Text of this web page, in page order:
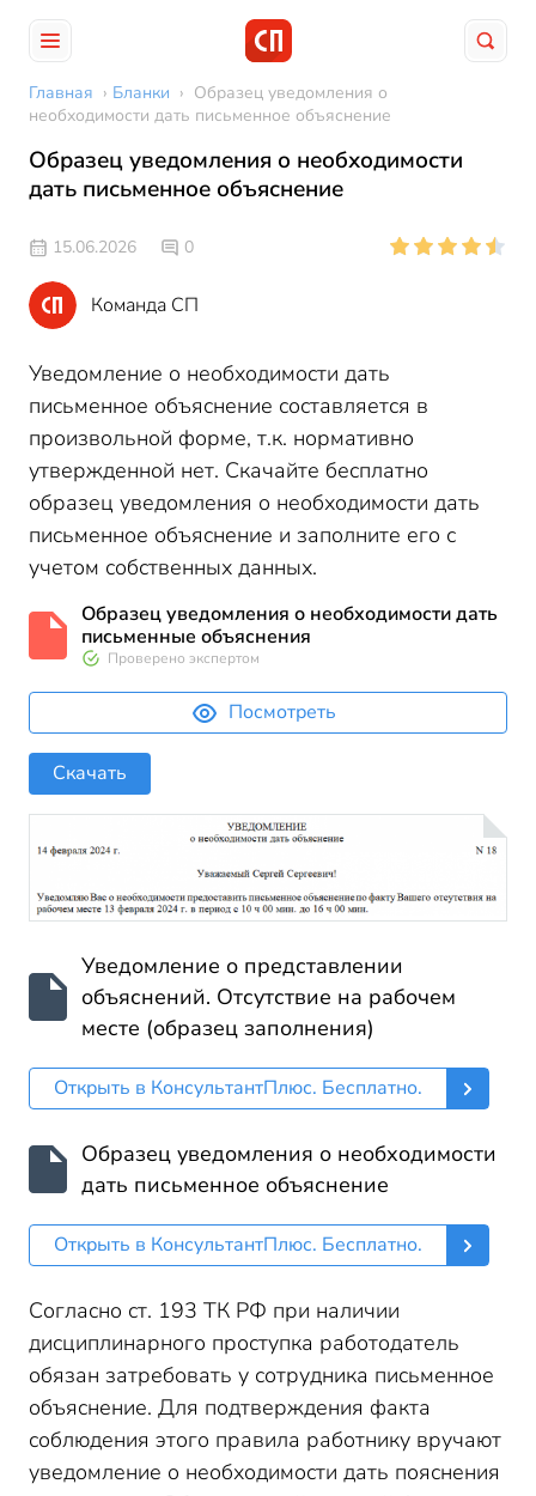
Главная › Бланки › Образец уведомления о
необходимости дать письменное объяснение
Образец уведомления о необходимости
дать письменное объяснение
15.06.2026 0
Команда СП
Уведомление о необходимости дать
письменное объяснение составляется в
произвольной форме, т.к. нормативно
утвержденной нет. Скачайте бесплатно
образец уведомления о необходимости дать
письменное объяснение и заполните его с
учетом собственных данных.
Образец уведомления о необходимости дать
письменные объяснения
Проверено экспертом
Посмотреть
Скачать
Уведомление о представлении
объяснений. Отсутствие на рабочем
месте (образец заполнения)
Открыть в КонсультантПлюс. Бесплатно.
Образец уведомления о необходимости
дать письменное объяснение
Открыть в КонсультантПлюс. Бесплатно.
Согласно ст. 193 ТК РФ при наличии
дисциплинарного проступка работодатель
обязан затребовать у сотрудника письменное
объяснение. Для подтверждения факта
соблюдения этого правила работнику вручают
уведомление о необходимости дать пояснения